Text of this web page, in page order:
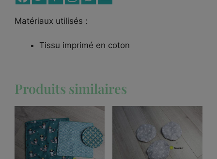
Matériaux utilisés :
Tissu imprimé en coton
Produits similaires